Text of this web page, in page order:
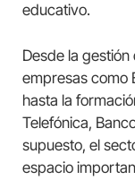
educativo.
Desde la
empresas como
hasta la
Telefónica,
supuesto, el
espacio